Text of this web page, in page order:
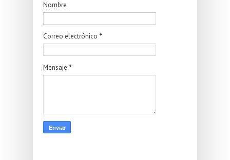
Nombre
Correo electrónico *
Mensaje *